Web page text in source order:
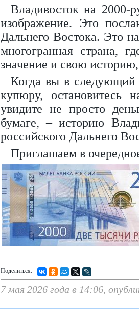
Владивосток на 2000-
изображение. Это
Дальнего Востока. Это
многогранная страна,
значение и свою
Когда вы в следующий
купюру, остановитесь
увидите не просто
бумаге, – историю
российского Дальнего
Приглашаем в
Поделиться:
7 мая 2026 года в 14:06,